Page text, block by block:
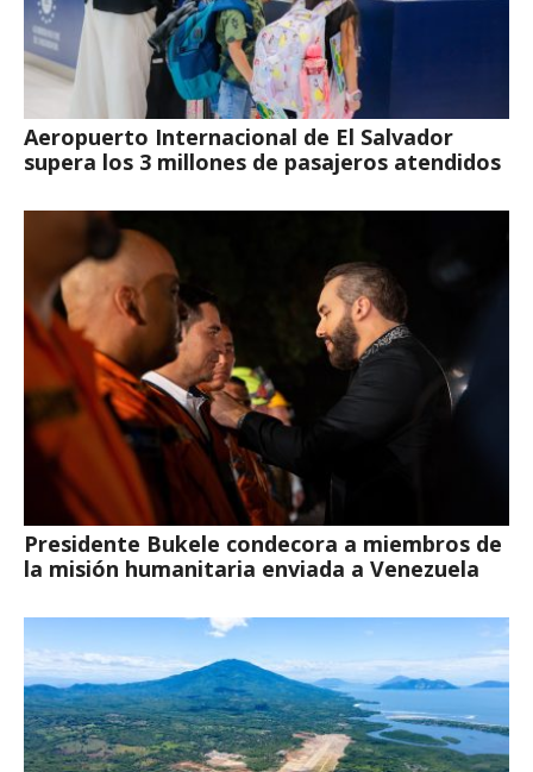
Aeropuerto Internacional de El Salvador
supera los 3 millones de pasajeros atendidos
Presidente Bukele condecora a miembros de
la misión humanitaria enviada a Venezuela